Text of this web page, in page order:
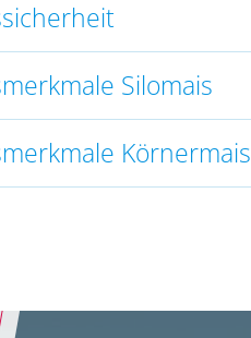
Silomais
Körnermais